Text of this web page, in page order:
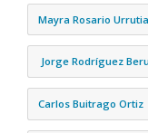
Mayra Rosario Urrutia
Jorge Rodríguez
Carlos Buitrago Ortiz